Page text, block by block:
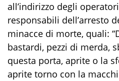
all’indirizzo degli
responsabili dell’arresto
minacce di morte, quali: “
bastardi, pezzi di merda,
questa porta, aprite o la
aprite torno con la